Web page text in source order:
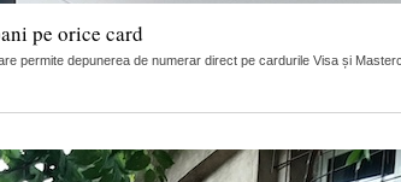
pe orice card
permite depunerea de numerar direct pe cardurile Visa și